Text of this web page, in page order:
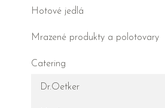
Hotové jedlá
Mrazené produkty a polotovary
Catering
Dr.Oetker